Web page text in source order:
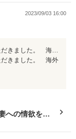
2023/09/03 16:00
マンガの試し読みからこちらを読ませていただきました。 海外在住で日本の場合、電子本などの購入も日本のクレジットカードではないと決済できなかったり難しい問題がありこう言う原作を読める環境はすごくありがたいです。 和倉家がどうなったか気になります。誤解が解けてからのお話が短かったのでとても残念です。
だきました。 海外
クレジットカード
りこう言う原作を
けてからのお話が
への情欲を我